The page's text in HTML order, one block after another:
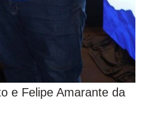
e Felipe Amarante da